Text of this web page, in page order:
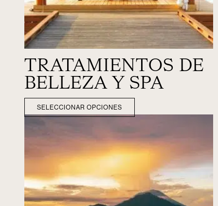
TRATAMIENTOS DE
BELLEZA Y SPA
SELECCIONAR OPCIONES